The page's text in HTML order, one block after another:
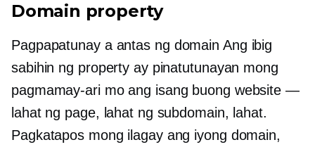
Domain property
Pagpapatunay a antas ng domain Ang ibig
sabihin ng property ay pinatutunayan mong
pagmamay-ari mo ang isang buong website —
lahat ng page, lahat ng subdomain, lahat.
Pagkatapos mong ilagay ang iyong domain,